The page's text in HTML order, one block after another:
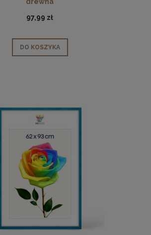
97,99 zł
DO KOSZYKA